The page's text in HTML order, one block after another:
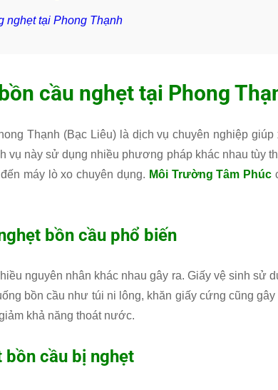
nghẹt tại Phong Thạnh
cầu nghẹt tại Phong
Thạnh (Bạc Liêu) là dịch vụ chuyên nghiệp
vụ này sử dụng nhiều phương pháp khác nhau tùy
máy lò xo chuyên dụng. Môi Trường Tâm Phúc
bồn cầu phổ biến
nguyên nhân khác nhau gây ra. Giấy vệ sinh sử
bồn cầu như túi ni lông, khăn giấy cứng cũng
khả năng thoát nước.
bồn cầu bị nghẹt